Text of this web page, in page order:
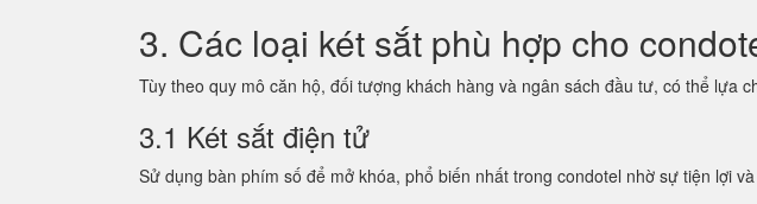
3. Các loại két sắt phù hợp cho
Tùy theo quy mô căn hộ, đối tượng khách hàng và ngân sách đầu tư, có thể lựa
3.1 Két sắt điện tử
Sử dụng bàn phím số để mở khóa, phổ biến nhất trong condotel nhờ sự tiện lợi